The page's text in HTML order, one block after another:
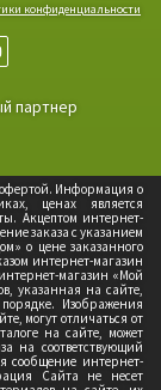
конфиденциальности
партнер
Информация о
ценах является
Акцептом интернет-
заказа с указанием
о цене заказанного
интернет-магазин
магазин «Мой
указанная на сайте,
Изображения
могут отличаться от
на сайте, может
на соответствующий
сообщение интернет-
Сайта не несет